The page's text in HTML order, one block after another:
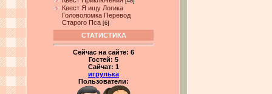
Квест Я ищу Логика
Головоломка Перевод
Старого Пса [6]
СТАТИСТИКА
Сейчас на сайте: 6
Гостей: 5
Сайчат: 1
игрулька
Пользователи: